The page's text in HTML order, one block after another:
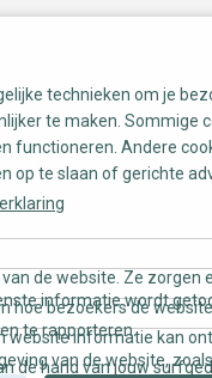
technieken om je
te maken. Sommige
functioneren. Andere
op te slaan of gerichte
de website. Ze zorgen
informatie wordt
hoe bezoekers de
te rapporteren.
website informatie kan
van de website,
de hand van jouw